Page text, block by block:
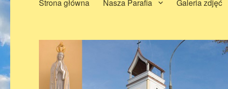
Strona główna Nasza Parafia Galeria zdjęć